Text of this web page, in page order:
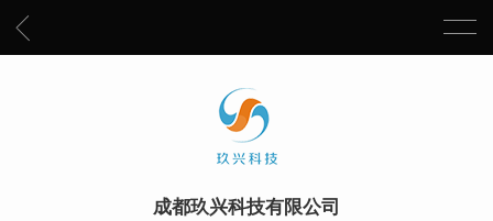
成都玖兴科技有限公司